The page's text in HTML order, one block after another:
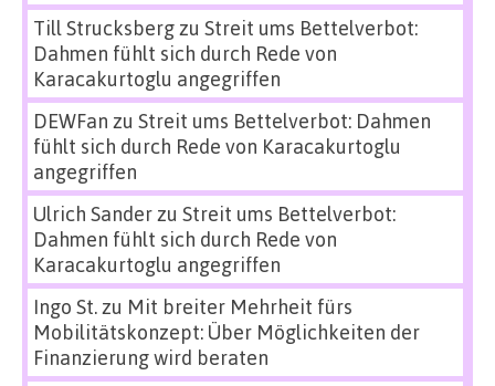
Till Strucksbergzu Streit ums Bettelverbot:
Dahmen fühlt sich durch Rede von
Karacakurtoglu angegriffen
DEWFan zu Streit ums Bettelverbot: Dahmen
fühlt sich durch Rede von Karacakurtoglu
angegriffen
Ulrich Sanderzu Streit ums Bettelverbot:
Dahmen fühlt sich durch Rede von
Karacakurtoglu angegriffen
Ingo St.zu Mit breiter Mehrheit fürs
Mobilitätskonzept: Über Möglichkeiten der
Finanzierung wird beraten